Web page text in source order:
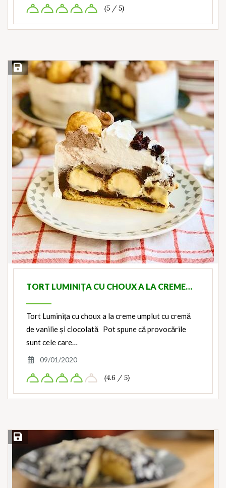
(5 / 5)
Save Recipe
TORT LUMINIȚA CU CHOUX A LA CREME…
Tort Luminița cu choux a la creme umplut cu cremă
de vanilie și ciocolată Pot spune că provocările
sunt cele care…
09/01/2020
(4.6 / 5)
Save Recipe